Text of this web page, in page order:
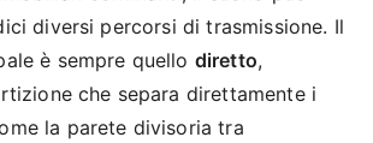
diversi percorsi di trasmissione. Il
è sempre quello diretto,
che separa direttamente i
la parete divisoria tra